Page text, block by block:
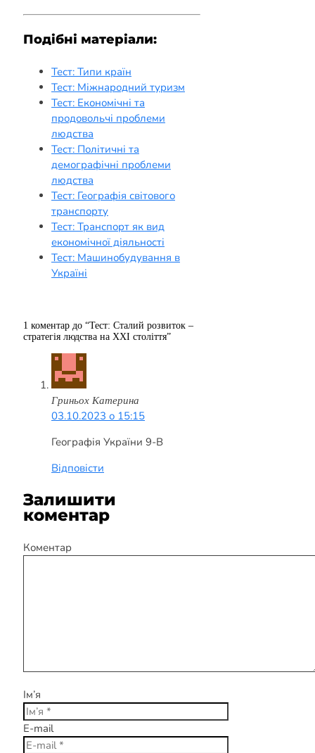
Подібні матеріали:
Тест: Типи країн
Тест: Міжнародний туризм
Тест: Економічні та
продовольчі проблеми
людства
Тест: Політичні та
демографічні проблеми
людства
Тест: Географія світового
транспорту
Тест: Транспорт як вид
економічної діяльності
Тест: Машинобудування в
Україні
1 коментар до “Тест: Сталий розвиток –
стратегія людства на ХХІ століття”
Гриньох Катерина
03.10.2023 о 15:15
Географія України 9-В
Відповісти
Залишити
коментар
Коментар
Ім’я
E-mail